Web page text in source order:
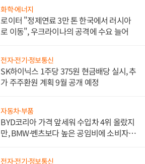
화학·에너지
로이터 "정제연료 3만 톤 한국에서 러시아
로 이동", 우크라이나의 공격에 수요 늘어
전자·전기·정보통신
SK하이닉스 1주당 375원 현금배당 실시, 추
가 주주환원 계획 9월 공개 예정
자동차·부품
BYD코리아 가격 앞세워 수입차 4위 올랐지
만, BMW·벤츠보다 높은 공임비에 소비자
전자·전기·정보통신